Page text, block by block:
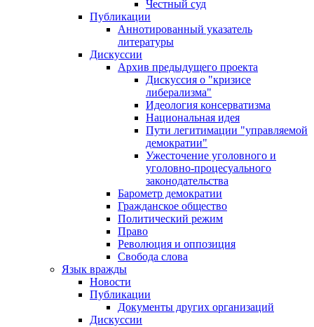
Честный суд
Публикации
Аннотированный указатель
литературы
Дискуссии
Архив предыдущего проекта
Дискуссия о "кризисе
либерализма"
Идеология консерватизма
Национальная идея
Пути легитимации "управляемой
демократии"
Ужесточение уголовного и
уголовно-процесуального
законодательства
Барометр демократии
Гражданское общество
Политический режим
Право
Революция и оппозиция
Свобода слова
Язык вражды
Новости
Публикации
Документы других организаций
Дискуссии